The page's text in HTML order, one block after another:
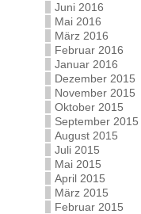
Juni 2016
Mai 2016
März 2016
Februar 2016
Januar 2016
Dezember 2015
November 2015
Oktober 2015
September 2015
August 2015
Juli 2015
Mai 2015
April 2015
März 2015
Februar 2015